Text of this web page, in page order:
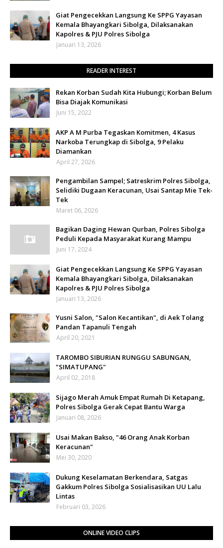
Giat Pengecekkan Langsung Ke SPPG Yayasan
Kemala Bhayangkari Sibolga, Dilaksanakan
Kapolres & PJU Polres Sibolga
Januari 13, 2026
READER INTEREST
Rekan Korban Sudah Kita Hubungi; Korban Belum
Bisa Diajak Komunikasi
Juni 15, 2022
AKP A M Purba Tegaskan Komitmen, 4 Kasus
Narkoba Terungkap di Sibolga, 9 Pelaku
Diamankan
April 27, 2026
Pengambilan Sampel; Satreskrim Polres Sibolga,
Selidiki Dugaan Keracunan, Usai Santap Mie Tek-
Tek
Maret 06, 2026
Bagikan Daging Hewan Qurban, Polres Sibolga
Peduli Kepada Masyarakat Kurang Mampu
Juni 17, 2024
Giat Pengecekkan Langsung Ke SPPG Yayasan
Kemala Bhayangkari Sibolga, Dilaksanakan
Kapolres & PJU Polres Sibolga
Januari 13, 2026
Yusni Salon, "Salon Kecantikan", di Aek Tolang
Pandan Tapanuli Tengah
April 20, 2021
TAROMBO SIBURIAN RUNGGU SABUNGAN,
"SIMATUPANG"
April 02, 2018
Sijago Merah Amuk Empat Rumah Di Ketapang,
Polres Sibolga Gerak Cepat Bantu Warga
Januari 08, 2026
Usai Makan Bakso, "46 Orang Anak Korban
Keracunan"
Mei 30, 2020
Dukung Keselamatan Berkendara, Satgas
Gakkum Polres Sibolga Sosialisasikan UU Lalu
Lintas
Februari 03, 2026
ONLINE VIDEO CLIPS